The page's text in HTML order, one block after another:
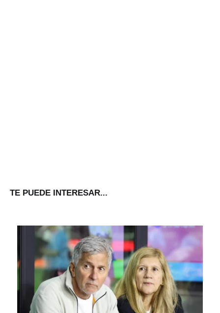
TE PUEDE INTERESAR...